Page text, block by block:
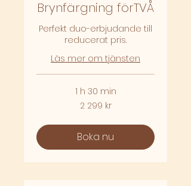
Brynfärgning förTVÅ
Perfekt duo-erbjudande till
reducerat pris.
Läs mer om tjänsten
1 h 30 min
2 299 kr
Boka nu